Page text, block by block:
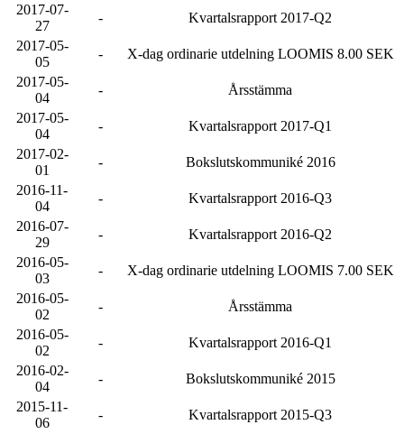
2017-07-
27
-
Kvartalsrapport 2017-Q2
2017-05-
05
-
X-dag ordinarie utdelning LOOMIS 8.00 SEK
2017-05-
04
-
Årsstämma
2017-05-
04
-
Kvartalsrapport 2017-Q1
2017-02-
01
-
Bokslutskommuniké 2016
2016-11-
04
-
Kvartalsrapport 2016-Q3
2016-07-
29
-
Kvartalsrapport 2016-Q2
2016-05-
03
-
X-dag ordinarie utdelning LOOMIS 7.00 SEK
2016-05-
02
-
Årsstämma
2016-05-
02
-
Kvartalsrapport 2016-Q1
2016-02-
04
-
Bokslutskommuniké 2015
2015-11-
06
-
Kvartalsrapport 2015-Q3